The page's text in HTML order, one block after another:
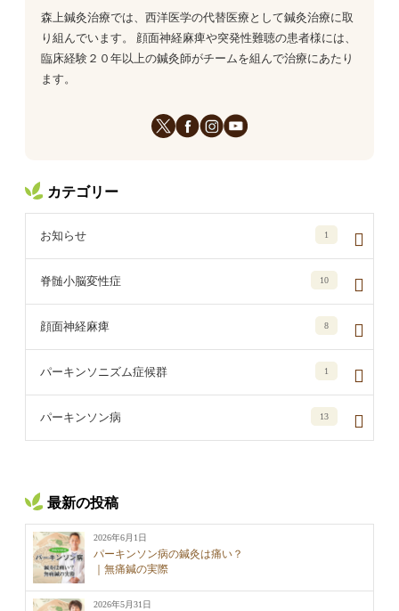
森上鍼灸治療では、西洋医学の代替医療として鍼灸治療に取
り組んでいます。 顔面神経麻痺や突発性難聴の患者様には、
臨床経験２０年以上の鍼灸師がチームを組んで治療にあたり
ます。
カテゴリー
お知らせ 1
脊髄小脳変性症 10
顔面神経麻痺 8
パーキンソニズム症候群 1
パーキンソン病 13
最新の投稿
2026年6月1日
パーキンソン病の鍼灸は痛い？
｜無痛鍼の実際
2026年5月31日